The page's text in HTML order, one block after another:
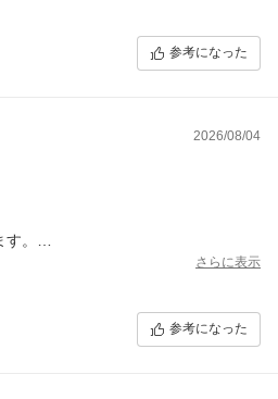
参考になった
2026/08/04
。
さらに表示
参考になった